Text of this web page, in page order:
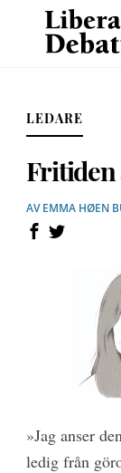
content
LEDARE
Fritiden
AVEMMA HØEN
»Jag anser
ledig från